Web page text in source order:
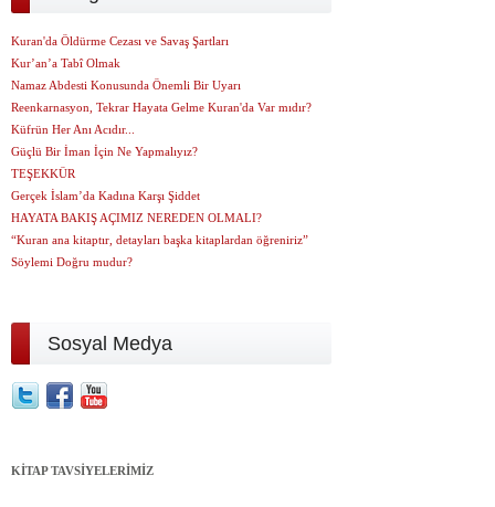
Kuran'da Öldürme Cezası ve Savaş Şartları
Kur’an’a Tabî Olmak
Namaz Abdesti Konusunda Önemli Bir Uyarı
Reenkarnasyon, Tekrar Hayata Gelme Kuran'da Var mıdır?
Küfrün Her Anı Acıdır...
Güçlü Bir İman İçin Ne Yapmalıyız?
TEŞEKKÜR
Gerçek İslam’da Kadına Karşı Şiddet
HAYATA BAKIŞ AÇIMIZ NEREDEN OLMALI?
“Kuran ana kitaptır, detayları başka kitaplardan öğreniriz”
Söylemi Doğru mudur?
Sosyal Medya
KİTAP TAVSİYELERİMİZ